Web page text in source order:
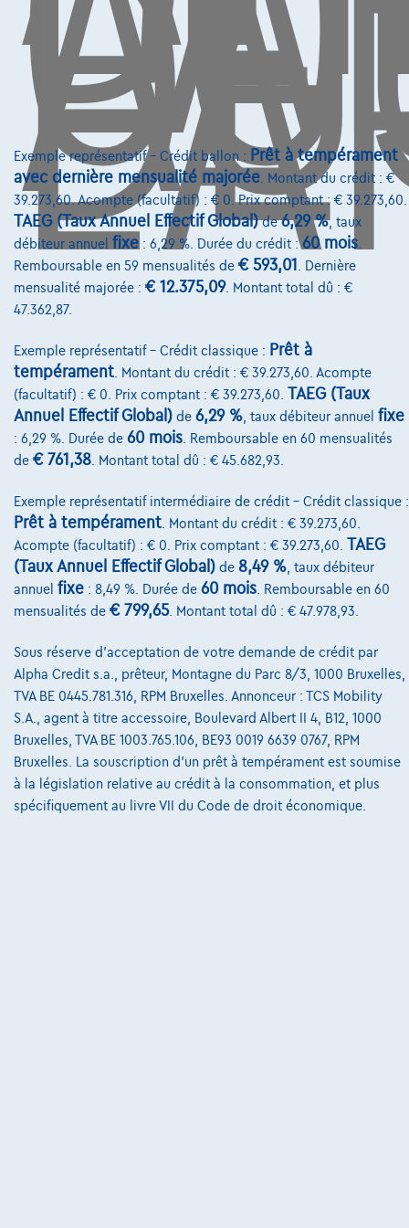
Exemple représentatif – Crédit ballon : Prêt à tempérament
avec dernière mensualité majorée. Montant du crédit : €
39.273,60. Acompte (facultatif) : € 0. Prix comptant : € 39.273,60.
TAEG (Taux Annuel Effectif Global)de6,29 %, taux
débiteur annuel fixe : 6,29 %. Durée du crédit :60 mois.
Remboursable en 59 mensualités de € 593,01 . Dernière
mensualité majorée : € 12.375,09. Montant total dû : €
47.362,87.
Exemple représentatif – Crédit classique : Prêt à
tempérament . Montant du crédit : € 39.273,60. Acompte
(facultatif) : € 0. Prix comptant : € 39.273,60. TAEG (Taux
Annuel Effectif Global) de 6,29 % , taux débiteur annuel fixe
: 6,29 %. Durée de 60 mois . Remboursable en 60 mensualités
de € 761,38 . Montant total dû : € 45.682,93.
Exemple représentatif intermédiaire de crédit – Crédit classique :
Prêt à tempérament . Montant du crédit : € 39.273,60.
Acompte (facultatif) : € 0. Prix comptant : € 39.273,60. TAEG
(Taux Annuel Effectif Global) de 8,49 % , taux débiteur
annuel fixe : 8,49 %. Durée de 60 mois . Remboursable en 60
mensualités de € 799,65. Montant total dû : € 47.978,93.
Sous réserve d'acceptation de votre demande de crédit par
Alpha Credit s.a., prêteur, Montagne du Parc 8/3, 1000 Bruxelles,
TVA BE 0445.781.316, RPM Bruxelles. Annonceur : TCS Mobility
S.A., agent à titre accessoire, Boulevard Albert II 4, B12, 1000
Bruxelles, TVA BE 1003.765.106, BE93 0019 6639 0767, RPM
Bruxelles. La souscription d'un prêt à tempérament est soumise
à la législation relative au crédit à la consommation, et plus
spécifiquement au livre VII du Code de droit économique.
Contact
info@touringcarselect.be
Avenue Roi Albert II 4, B12
Services & Solutions
Assistance dépannage
Financement
Leasing
Sur Nous
Devenez client
Charte de qualité
Nos dealers
Nos partenaires
Contact
@2024 TCS Mobility SA/NV Copyright
Conditions Générales